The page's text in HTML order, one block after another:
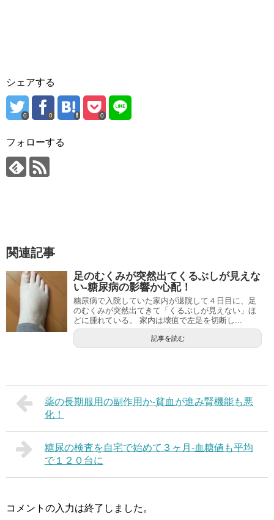
シェアする
0 0 0
フォローする
関連記事
足のむくみが突然出てくるぶしが見えな
い-糖尿病の影響か心配！
糖尿病で入院していた家内が退院して４日目に、足
のむくみが突然出てきて「くるぶしが見えない」ほ
どに腫れている。 家内は壊疽で左足を切断し...
記事を読む
薬の長期服用の副作用か-貧血が進み腎機能も悪
化！
糖尿の検査を自宅で始めて３ヶ月-血糖値も平均
で１２０台に
コメントの入力は終了しました。